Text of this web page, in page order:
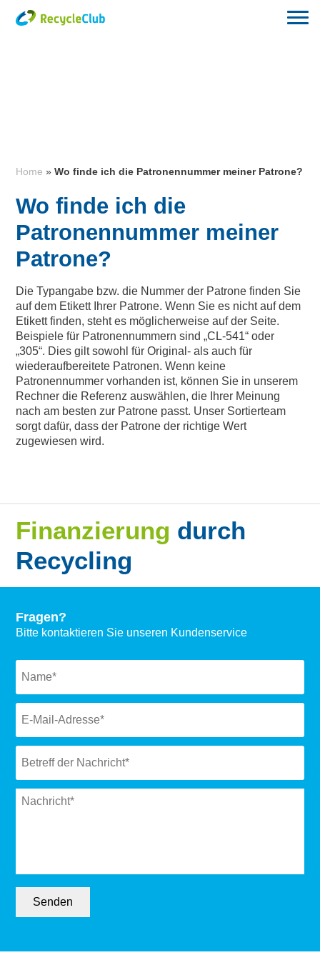
Home »Wo finde ich die Patronennummer meiner Patrone?
Wo finde ich die
Patronennummer meiner
Patrone?
Die Typangabe bzw. die Nummer der Patrone finden Sie
auf dem Etikett Ihrer Patrone. Wenn Sie es nicht auf dem
Etikett finden, steht es möglicherweise auf der Seite.
Beispiele für Patronennummern sind „CL-541“ oder
„305“. Dies gilt sowohl für Original- als auch für
wiederaufbereitete Patronen. Wenn keine
Patronennummer vorhanden ist, können Sie in unserem
Rechner die Referenz auswählen, die Ihrer Meinung
nach am besten zur Patrone passt. Unser Sortierteam
sorgt dafür, dass der Patrone der richtige Wert
zugewiesen wird.
Finanzierung durch
Recycling
Fragen?
Bitte kontaktieren Sie unseren Kundenservice
Naam *
Email *
Subject *
Message *
Senden